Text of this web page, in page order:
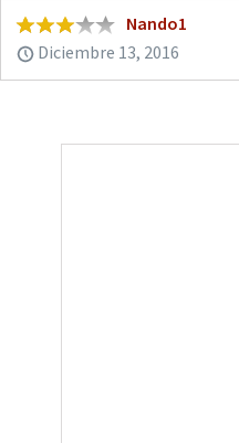
Nando1
Diciembre 13, 2016